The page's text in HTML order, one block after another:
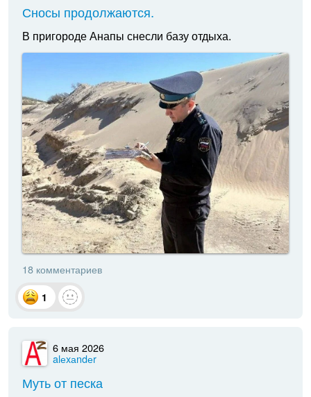
Сносы продолжаются.
В пригороде Анапы снесли базу отдыха.
18 комментариев
1
6 мая 2026
alеxаndеr
Муть от песка